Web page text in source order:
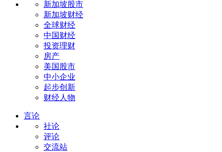
新加坡股市
新加坡财经
全球财经
中国财经
投资理财
房产
美国股市
中小企业
起步创新
财经人物
言论
社论
评论
交流站